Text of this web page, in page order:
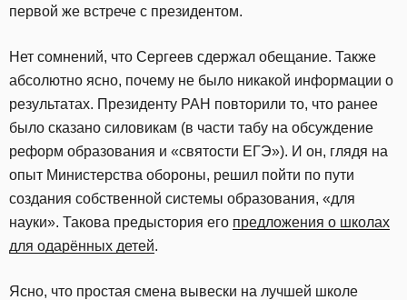
первой же встрече с президентом.
Нет сомнений, что Сергеев сдержал обещание. Также
абсолютно ясно, почему не было никакой информации о
результатах. Президенту РАН повторили то, что ранее
было сказано силовикам (в части табу на обсуждение
реформ образования и «святости ЕГЭ»). И он, глядя на
опыт Министерства обороны, решил пойти по пути
создания собственной системы образования, «для
науки». Такова предыстория его предложения о школах
для одарённых детей.
Ясно, что простая смена вывески на лучшей школе